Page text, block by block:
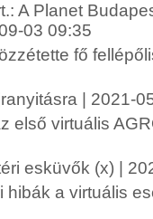
A Planet
03 09:35
fő
| 2021-
első virtuális
esküvők (x) |
a virtuális